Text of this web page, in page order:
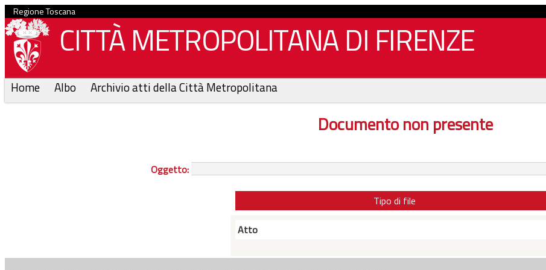
Regione Toscana
CITTÀ METROPOLITANA DI FIRENZE
Home Albo Archivio atti della Città Metropolitana
Documento non presente
Oggetto:
Tipo di file
Atto